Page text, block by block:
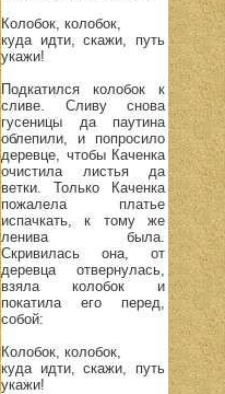
Колобок, колобок,
куда идти, скажи, путь
укажи!
Подкатился колобок к
сливе. Сливу снова
гусеницы да паутина
облепили, и попросило
деревце, чтобы Каченка
очистила листья да
ветки. Только Каченка
пожалела платье
испачкать, к тому же
ленива была.
Скривилась она, от
деревца отвернулась,
взяла колобок и
покатила его перед,
собой:
Колобок, колобок,
куда идти, скажи, путь
укажи!